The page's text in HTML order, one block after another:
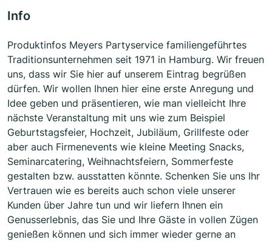
Info
Produktinfos Meyers Partyservice familiengeführtes
Traditionsunternehmen seit 1971 in Hamburg. Wir freuen
uns, dass wir Sie hier auf unserem Eintrag begrüßen
dürfen. Wir wollen Ihnen hier eine erste Anregung und
Idee geben und präsentieren, wie man vielleicht Ihre
nächste Veranstaltung mit uns wie zum Beispiel
Geburtstagsfeier, Hochzeit, Jubiläum, Grillfeste oder
aber auch Firmenevents wie kleine Meeting Snacks,
Seminarcatering, Weihnachtsfeiern, Sommerfeste
gestalten bzw. ausstatten könnte. Schenken Sie uns Ihr
Vertrauen wie es bereits auch schon viele unserer
Kunden über Jahre tun und wir liefern Ihnen ein
Genusserlebnis, das Sie und Ihre Gäste in vollen Zügen
genießen können und sich immer wieder gerne an